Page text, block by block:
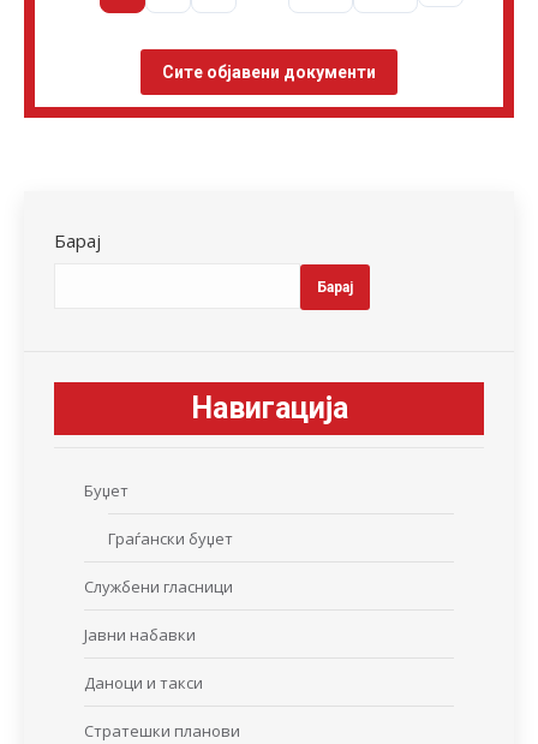
Сите објавени документи
Барај
Барај
Навигација
Буџет
Граѓански буџет
Службени гласници
Јавни набавки
Даноци и такси
Стратешки планови